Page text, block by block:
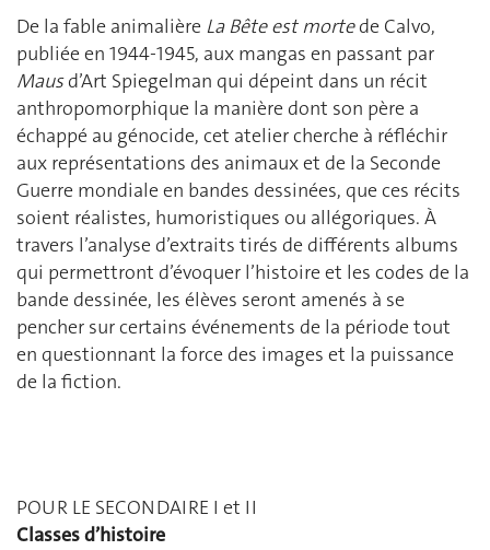
De la fable animalière La Bête est mortede Calvo,
publiée en 1944-1945, aux mangas en passant par
Mausd’Art Spiegelman qui dépeint dans un récit
anthropomorphique la manière dont son père a
échappé au génocide, cet atelier cherche à réfléchir
aux représentations des animaux et de la Seconde
Guerre mondiale en bandes dessinées, que ces récits
soient réalistes, humoristiques ou allégoriques. À
travers l’analyse d’extraits tirés de différents albums
qui permettront d’évoquer l’histoire et les codes de la
bande dessinée, les élèves seront amenés à se
pencher sur certains événements de la période tout
en questionnant la force des images et la puissance
de la fiction.
POUR LE SECONDAIRE I et II
Classes d’histoire